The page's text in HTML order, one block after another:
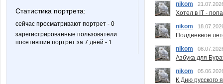
Статистика портрета:
сейчас просматривают портрет - 0
зарегистрированные пользователи
посетившие портрет за 7 дней - 1
nikom
Хотел в IT -
nikom
Полдневное
nikom
Азбука для
nikom
К Дню русского